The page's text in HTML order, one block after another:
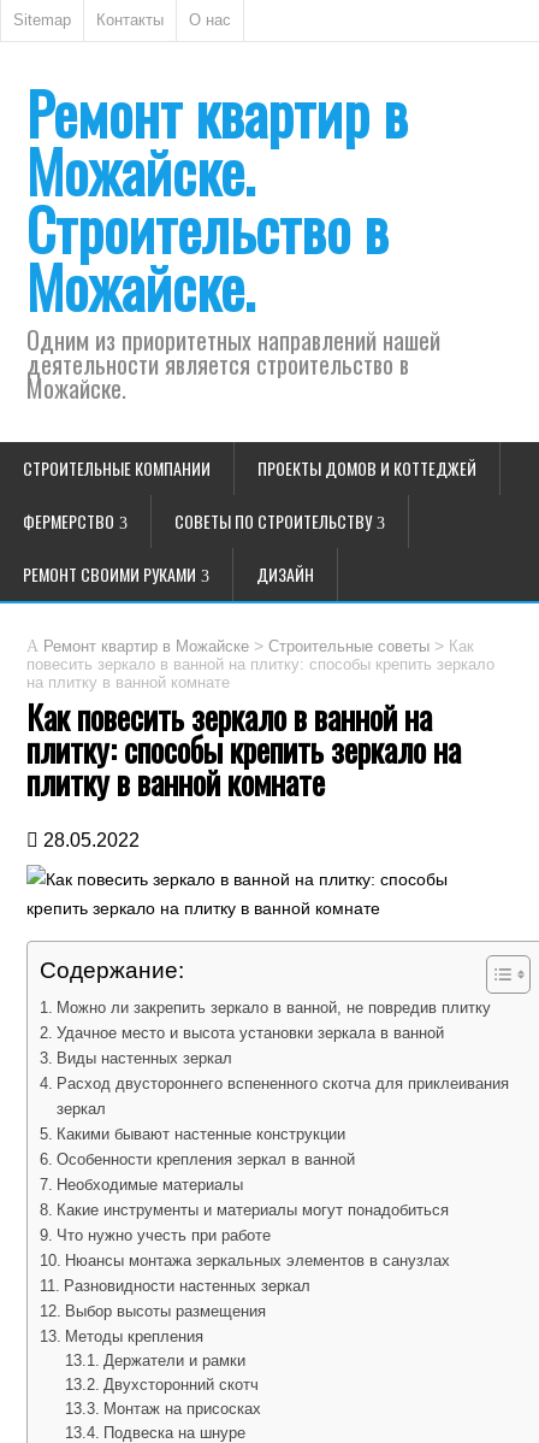
Sitemap Контакты О нас
Ремонт квартир в
Можайске.
Строительство в
Можайске.
Одним из приоритетных направлений нашей
деятельности является строительство в
Можайске.
СТРОИТЕЛЬНЫЕ КОМПАНИИ ПРОЕКТЫ ДОМОВ И КОТТЕДЖЕЙ
ФЕРМЕРСТВО СОВЕТЫ ПО СТРОИТЕЛЬСТВУ
РЕМОНТ СВОИМИ РУКАМИ ДИЗАЙН
Ремонт квартир в Можайске >Строительные советы > Как
повесить зеркало в ванной на плитку: способы крепить зеркало
на плитку в ванной комнате
Как повесить зеркало в ванной на
плитку: способы крепить зеркало на
плитку в ванной комнате
28.05.2022
Содержание:
Можно ли закрепить зеркало в ванной, не повредив плитку
Удачное место и высота установки зеркала в ванной
Виды настенных зеркал
Расход двустороннего вспененного скотча для приклеивания
зеркал
Какими бывают настенные конструкции
Особенности крепления зеркал в ванной
Необходимые материалы
Какие инструменты и материалы могут понадобиться
Что нужно учесть при работе
Нюансы монтажа зеркальных элементов в санузлах
Разновидности настенных зеркал
Выбор высоты размещения
Методы крепления
Держатели и рамки
Двухсторонний скотч
Монтаж на присосках
Подвеска на шнуре